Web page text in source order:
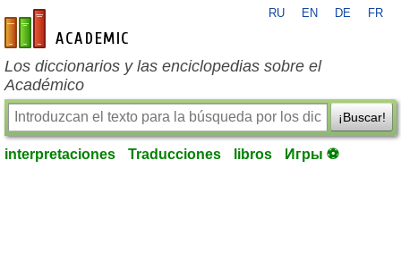
es-academic.com
RU EN DE FR
Los diccionarios y las enciclopedias sobre el
Académico
¡Buscar!
interpretaciones Traducciones libros Игры ⚽